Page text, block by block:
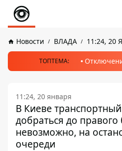
Новости ВЛАДА 11:24, 20
ТОПТЕМА:
11:24, 20 января
В Киеве
добраться до
невозможно, на
очереди